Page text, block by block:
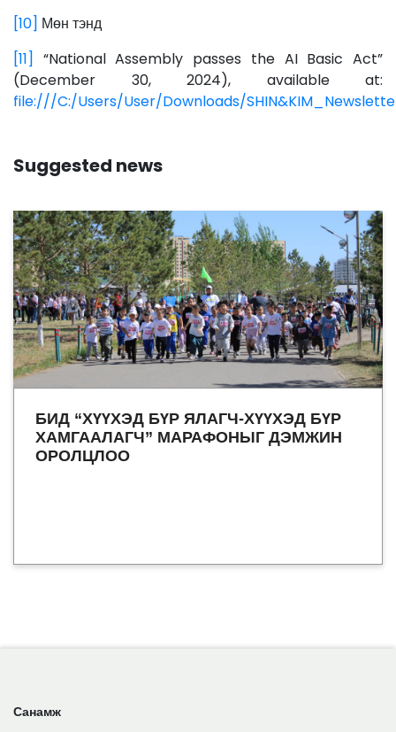
[10] Мөн тэнд
[11]
“National Assembly passes the AI Basic Act”
(December 30, 2024), available at:
file:///C:/Users/User/Downloads/
Suggested news
БИД “ХҮҮХЭД БҮР ЯЛАГЧ-ХҮҮХЭД БҮР
ХАМГААЛАГЧ” МАРАФОНЫГ ДЭМЖИН
ОРОЛЦЛОО
Санамж